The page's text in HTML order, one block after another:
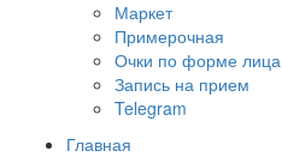
Маркет
Примерочная
Очки по форме лица
Запись на прием
Telegram
Главная